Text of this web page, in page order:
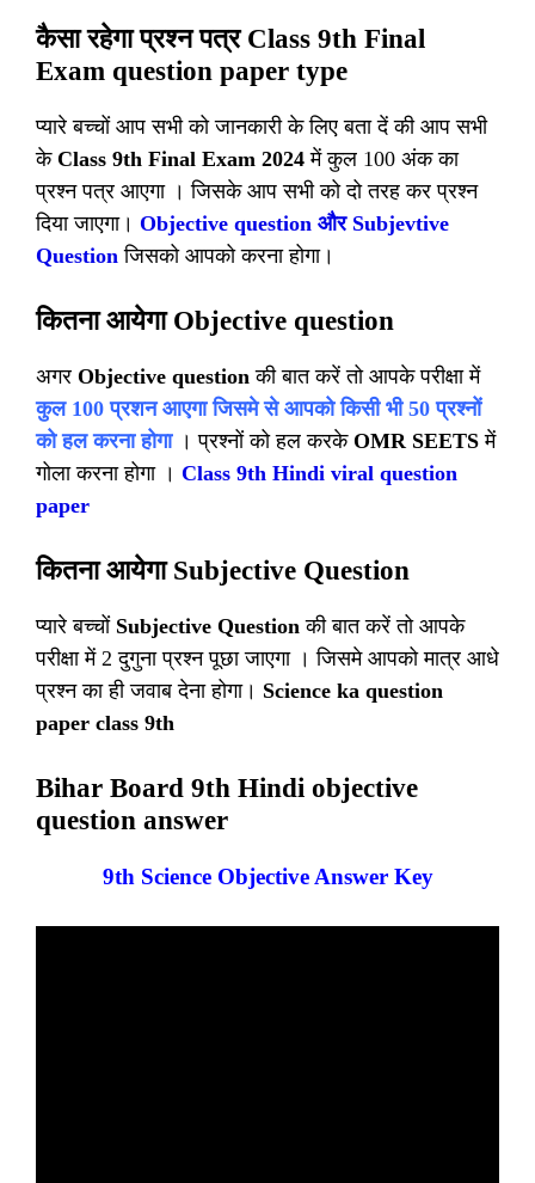
कैसा रहेगा प्रश्न पत्र Class 9th Final
Exam question paper type
प्यारे बच्चों आप सभी को जानकारी के लिए बता दें की आप सभी
के Class 9th Final Exam 2024 में कुल 100 अंक का
प्रश्न पत्र आएगा । जिसके आप सभी को दो तरह कर प्रश्न
दिया जाएगा। Objective question और Subjevtive
Question जिसको आपको करना होगा।
कितना आयेगा Objective question
अगर Objective question की बात करें तो आपके परीक्षा में
कुल 100 प्रशन आएगा जिसमे से आपको किसी भी 50 प्रश्नों
को हल करना होगा । प्रश्नों को हल करके OMR SEETS में
गोला करना होगा । Class 9th Hindi viral question
paper
कितना आयेगा Subjective Question
प्यारे बच्चों Subjective Question की बात करें तो आपके
परीक्षा में 2 दुगुना प्रश्न पूछा जाएगा । जिसमे आपको मात्र आधे
प्रश्न का ही जवाब देना होगा। Science ka question
paper class 9th
Bihar Board 9th Hindi objective
question answer
9th Science Objective Answer Key